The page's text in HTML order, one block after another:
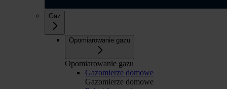
Gaz
Opomiarowanie gazu
Opomiarowanie gazu
Gazomierze domowe
Gazomierze domowe